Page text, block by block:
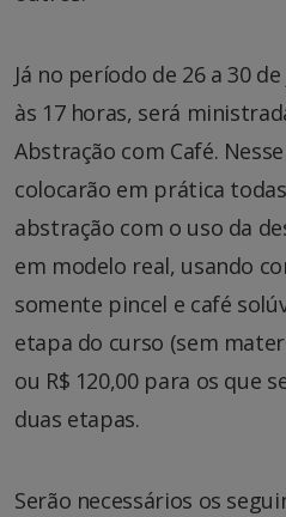
Já no período de 26 a 30
às 17 horas, será
Abstração com Café.
colocarão em prática
abstração com o uso da
em modelo real, usando
somente pincel e café
etapa do curso (sem
ou R$ 120,00 para os que
duas etapas.
Serão necessários os